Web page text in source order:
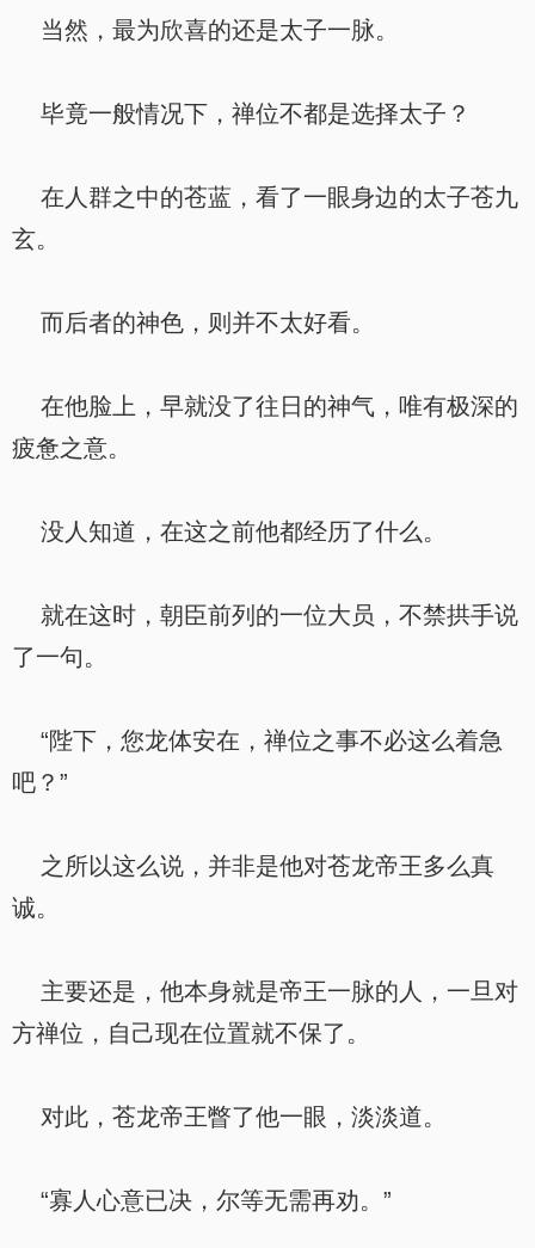
当然，最为欣喜的还是太子一脉。
毕竟一般情况下，禅位不都是选择太子？
在人群之中的苍蓝，看了一眼身边的太子苍九
玄。
而后者的神色，则并不太好看。
在他脸上，早就没了往日的神气，唯有极深的
疲惫之意。
没人知道，在这之前他都经历了什么。
就在这时，朝臣前列的一位大员，不禁拱手说
了一句。
“陛下，您龙体安在，禅位之事不必这么着急
吧？”
之所以这么说，并非是他对苍龙帝王多么真
诚。
主要还是，他本身就是帝王一脉的人，一旦对
方禅位，自己现在位置就不保了。
对此，苍龙帝王瞥了他一眼，淡淡道。
“寡人心意已决，尔等无需再劝。”